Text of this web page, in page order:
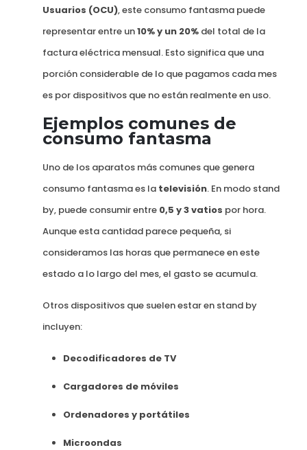
Usuarios (OCU), este consumo fantasma puede
representar entre un10% y un 20%del total de la
factura eléctrica mensual. Esto significa que una
porción considerable de lo que pagamos cada mes
es por dispositivos que no están realmente en uso.
Ejemplos comunes de
consumo fantasma
Uno de los aparatos más comunes que genera
consumo fantasma es la televisión. En modo stand
by, puede consumir entre 0,5 y 3 vatios por hora.
Aunque esta cantidad parece pequeña, si
consideramos las horas que permanece en este
estado a lo largo del mes, el gasto se acumula.
Otros dispositivos que suelen estar en stand by
incluyen:
Decodificadores de TV
Cargadores de móviles
Ordenadores y portátiles
Microondas